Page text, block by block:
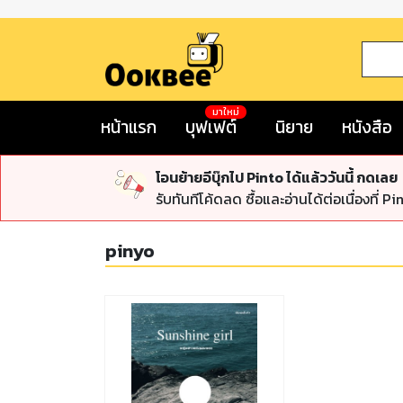
หน้าแรก บุฟเฟต์
มาใหม่
นิยาย หนังสือ
โอนย้ายอีบุ๊กไป Pinto ได้แล้ววันนี้ กดเลย
รับทันทีโค้ดลด ซื้อและอ่านได้ต่อเนื่องที่
pinyo